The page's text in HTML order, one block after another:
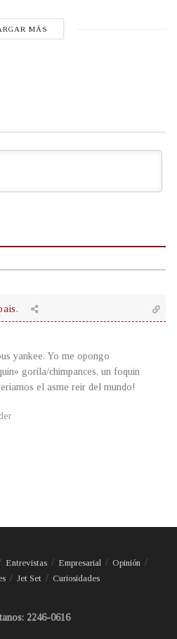
MÁS
yankee. Yo me opongo
gorila/chimpances, un foquin
el asme reir del mundo!
Entrevistas Empresarial
Opinión
Jet Set Curiosidades
2246-0616